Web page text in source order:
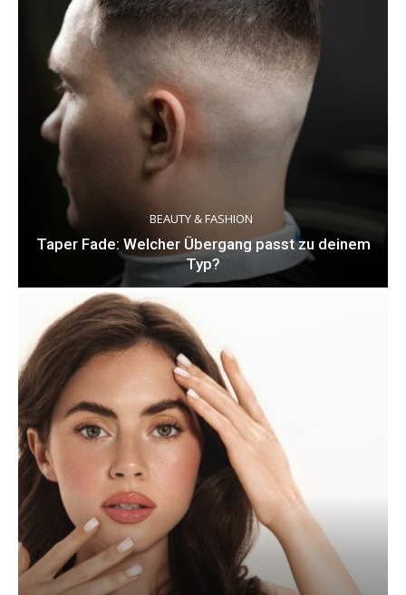
BEAUTY & FASHION
Taper Fade: Welcher Übergang passt zu deinem
Typ?